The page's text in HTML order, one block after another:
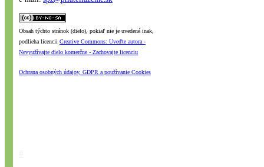
Obsah týchto stránok (dielo), pokiaľ nie je uvedené inak,
podlieha licencii Creative Commons: Uveďte autora -
Nevyužívajte dielo komerčne - Zachovajte licenciu
Ochrana osobných údajov, GDPR a používanie Cookies